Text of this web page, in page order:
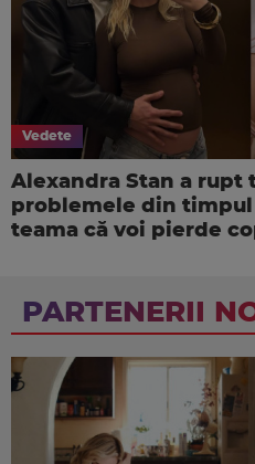
Vedete
Alexandra Stan a rupt
problemele din timpul
teama că voi pierde
PARTENERII